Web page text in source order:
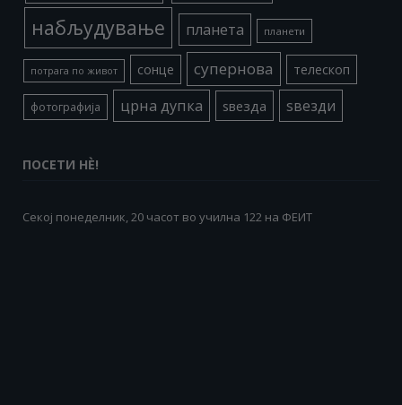
набљудување планета планети
потрага по живот сонце супернова телескоп
фотографија црна дупка ѕвезда ѕвезди
ПОСЕТИ НÈ!
Секој понеделник, 20 часот во училна 122 на ФЕИТ